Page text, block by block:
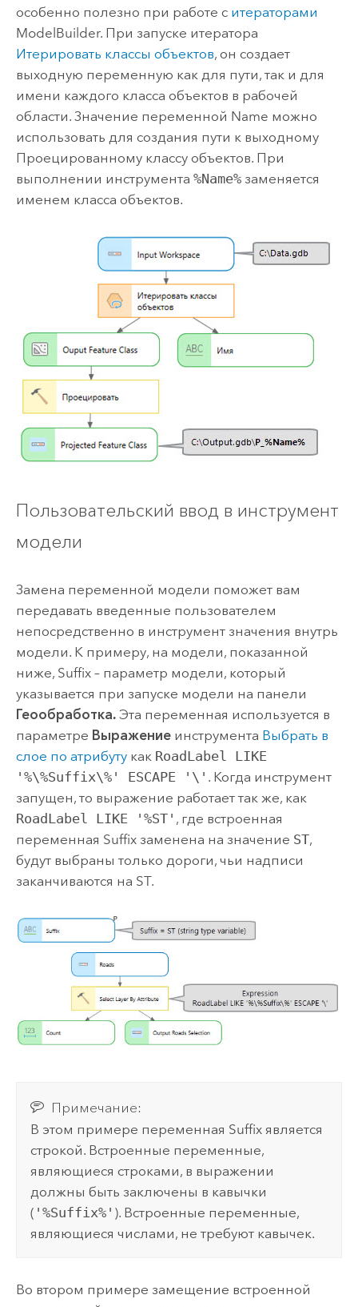
особенно полезно при работе с итераторами
ModelBuilder. При запуске итератора
Итерировать классы объектов, он создает
выходную переменную как для пути, так и для
имени каждого класса объектов в рабочей
области. Значение переменной Name можно
использовать для создания пути к выходному
Проецированному классу объектов.При
выполнении инструмента %Name%заменяется
именем класса объектов.
Пользовательский ввод в инструмент
модели
Замена переменной модели поможет вам
передавать введенные пользователем
непосредственно в инструмент значения внутрь
модели. К примеру, на модели, показанной
ниже, Suffix– параметр модели, который
указывается при запуске модели на панели
Геообработка.Эта переменная используется в
параметре Выражениеинструмента Выбрать в
слое по атрибутукак RoadLabel LIKE
'%\%Suffix\%' ESCAPE '\' . Когда инструмент
запущен, то выражение работает так же, как
RoadLabel LIKE '%ST' , где встроенная
переменная Suffixзаменена на значение ST,
будут выбраны только дороги, чьи надписи
заканчиваются на ST.
Примечание:
В этом примере переменная Suffix является
строкой. Встроенные переменные,
являющиеся строками, в выражении
должны быть заключены в кавычки
( '%Suffix%' ). Встроенные переменные,
являющиеся числами, не требуют кавычек.
Во втором примере замещение встроенной